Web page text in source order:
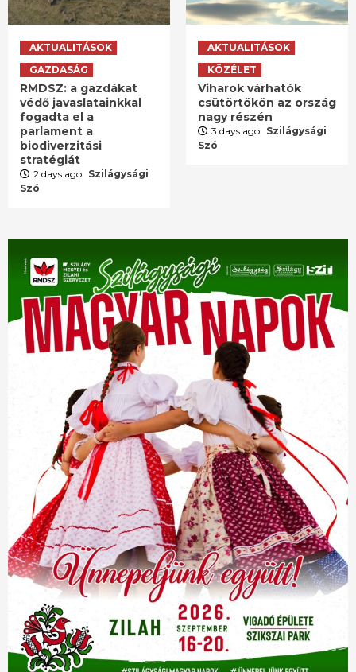
AKTUALITÁSOK
GAZDASÁG
RMDSZ: a gazdákat
védő javaslatainkkal
fogadta el a
parlament a
biodiverzitási
stratégiát
2 days ago Szilágysági
Szó
AKTUALITÁSOK
KÖZÉLET
Viharok várhatók
csütörtökön az ország
nagy részén
3 days ago Szilágysági
Szó